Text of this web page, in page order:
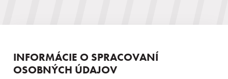
INFORMÁCIE O SPRACOVANÍ
OSOBNÝCH ÚDAJOV